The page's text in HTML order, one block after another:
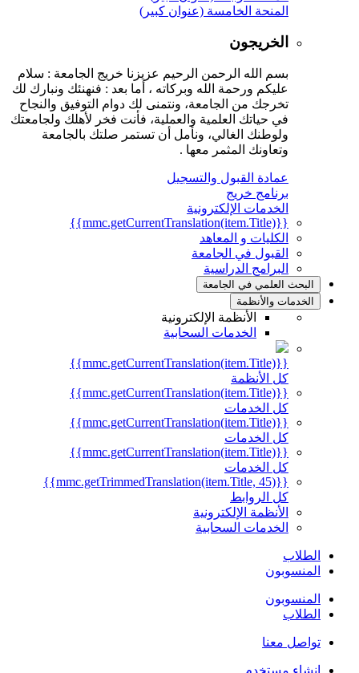
المنحة الخامسة (عنوان كبير)
الخريجون
بسم الله الرحمن الرحيم عزيزنا خريج الجامعة : سلام
عليكم ورحمة الله وبركاته ، أما بعد : فنهنئك ونبارك لك
تخرجك من الجامعة، ونتمنى لك دوام التوفيق والنجاح
في حياتك العلمية والعملية، فأنت فخر لأهلك ولجامعتك
ولوطنك الغالي، ونأمل أن تستمر صلتك بالجامعة
وتعاونك المثمر معها .
عمادة القبول والتسجيل
برنامج خريج
الخدمات الإلكترونية
{{mmc.getCurrentTranslation(item.Title)}}
الكليات و المعاهد
القبول في الجامعة
البرامج الدراسية
البحث العلمي في الجامعة
الخدمات والأنظمة
الأنظمة الإلكترونية
الخدمات السحابية
{{mmc.getCurrentTranslation(item.Title)}}
كل الأنظمة
{{mmc.getCurrentTranslation(item.Title)}}
كل الخدمات
{{mmc.getCurrentTranslation(item.Title)}}
كل الخدمات
{{mmc.getCurrentTranslation(item.Title)}}
كل الخدمات
{{mmc.getTrimmedTranslation(item.Title, 45)}}
كل الروابط
الأنظمة الإلكترونية
الخدمات السحابية
الطلاب
المنسوبون
المنسوبون
الطلاب
تواصل معنا